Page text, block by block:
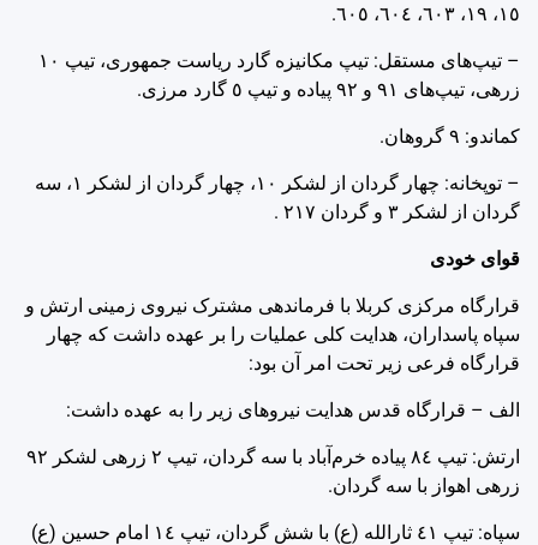
‌١٥، ‌١٩، ‌٦٠٣، ‌٦٠٤، ‌٦٠٥.
– تیپ‌های مستقل: تیپ مکانیزه گارد ریاست جمهوری، تیپ ‌١٠
زرهی، تیپ‌های ‌٩١ و ‌٩٢ پیاده و تیپ ‌٥ گارد مرزی.
کماندو: ‌٩ گروهان.
– توپخانه: ‌چهار گردان از لشکر ‌١٠، چهار گردان از لشکر ‌١، سه
گردان از لشکر ‌٣ و گردان ‌٢١٧ .
قوای خودی
قرارگاه مرکزی کربلا با فرماندهی مشترک نیروی زمینی ارتش و
سپاه پاسداران، هدایت کلی عملیات را بر عهده داشت که چهار
قرارگاه فرعی زیر تحت امر آن بود:
الف – قرارگاه قدس هدایت نیروهای زیر را به عهده داشت:
ارتش: تیپ ‌٨٤ پیاده خرم‌آباد با سه گردان، تیپ ‌٢ زرهی لشکر ‌٩٢
زرهی اهواز با سه گردان.
سپاه: تیپ ‌٤١ ثارالله (ع) با شش گردان، تیپ ‌١٤ امام حسین (ع)